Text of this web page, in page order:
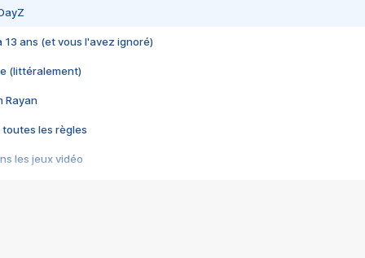
13 ans (et vous l'avez ignoré)
(littéralement)
Rayan
toutes les règles
les jeux vidéo